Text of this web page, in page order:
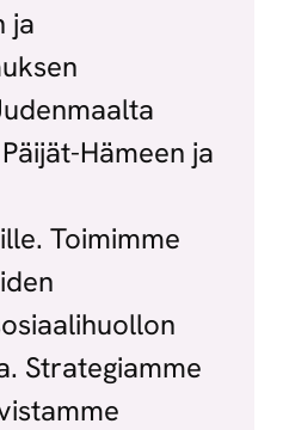
ja
Hämeen ja
Toimimme
Strategiamme